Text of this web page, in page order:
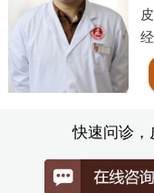
快速问诊，